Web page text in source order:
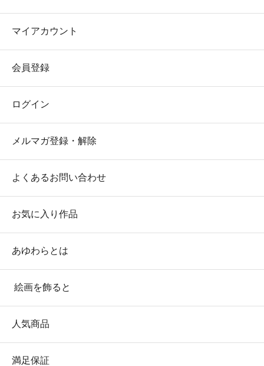
マイアカウント
会員登録
ログイン
メルマガ登録・解除
よくあるお問い合わせ
お気に入り作品
あゆわらとは
絵画を飾ると
人気商品
満足保証